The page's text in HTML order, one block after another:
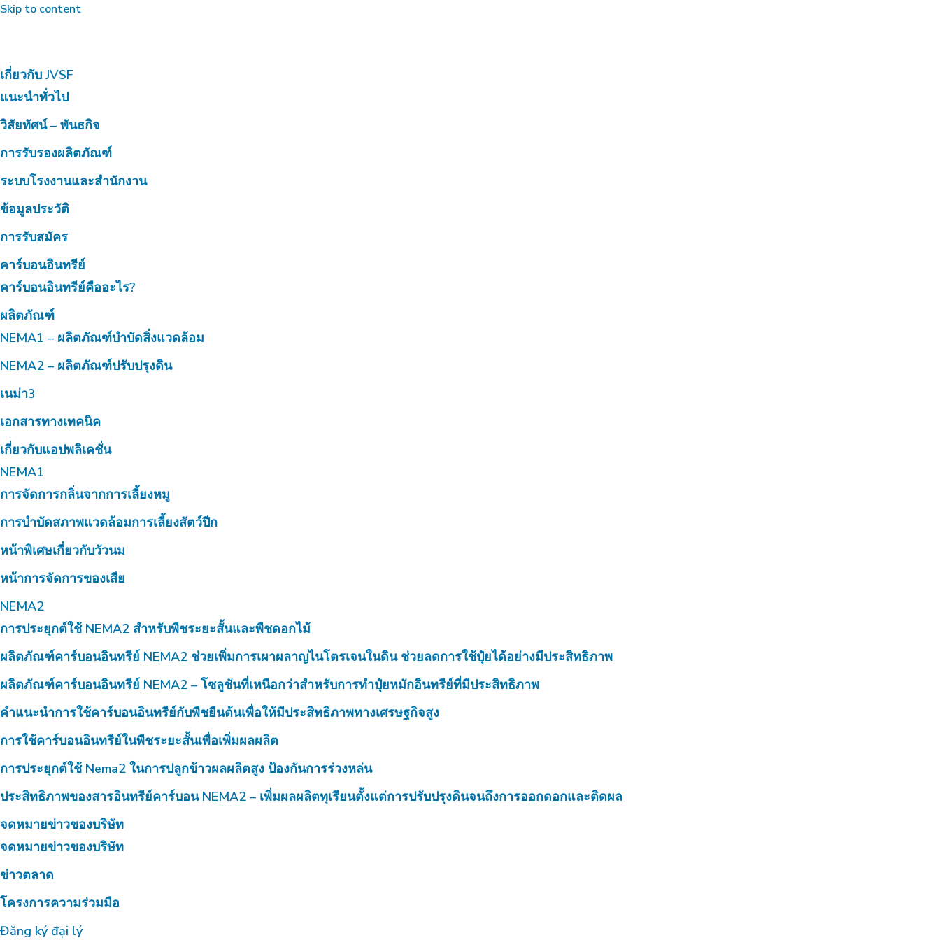
Skip to content
เกี่ยวกับ JVSF
แนะนำทั่วไป
วิสัยทัศน์ – พันธกิจ
การรับรองผลิตภัณฑ์
ระบบโรงงานและสำนักงาน
ข้อมูลประวัติ
การรับสมัคร
คาร์บอนอินทรีย์
คาร์บอนอินทรีย์คืออะไร?
ผลิตภัณฑ์
NEMA1 – ผลิตภัณฑ์บำบัดสิ่งแวดล้อม
NEMA2 – ผลิตภัณฑ์ปรับปรุงดิน
เนม่า3
เอกสารทางเทคนิค
เกี่ยวกับแอปพลิเคชั่น
NEMA1
การจัดการกลิ่นจากการเลี้ยงหมู
การบำบัดสภาพแวดล้อมการเลี้ยงสัตว์ปีก
หน้าพิเศษเกี่ยวกับวัวนม
หน้าการจัดการของเสีย
NEMA2
การประยุกต์ใช้ NEMA2 สำหรับพืชระยะสั้นและพืชดอกไม้
ผลิตภัณฑ์คาร์บอนอินทรีย์ NEMA2 ช่วยเพิ่มการเผาผลาญไนโตรเจนในดิน ช่วยลดการใช้ปุ๋ยได้อย่างมีประสิทธิภาพ
ผลิตภัณฑ์คาร์บอนอินทรีย์ NEMA2 – โซลูชันที่เหนือกว่าสำหรับการทำปุ๋ยหมักอินทรีย์ที่มีประสิทธิภาพ
คำแนะนำการใช้คาร์บอนอินทรีย์กับพืชยืนต้นเพื่อให้มีประสิทธิภาพทางเศรษฐกิจสูง
การใช้คาร์บอนอินทรีย์ในพืชระยะสั้นเพื่อเพิ่มผลผลิต
การประยุกต์ใช้ Nema2 ในการปลูกข้าวผลผลิตสูง ป้องกันการร่วงหล่น
ประสิทธิภาพของสารอินทรีย์คาร์บอน NEMA2 – เพิ่มผลผลิตทุเรียนตั้งแต่การปรับปรุงดินจนถึงการออกดอกและติดผล
จดหมายข่าวของบริษัท
จดหมายข่าวของบริษัท
ข่าวตลาด
โครงการความร่วมมือ
Đăng ký đại lý